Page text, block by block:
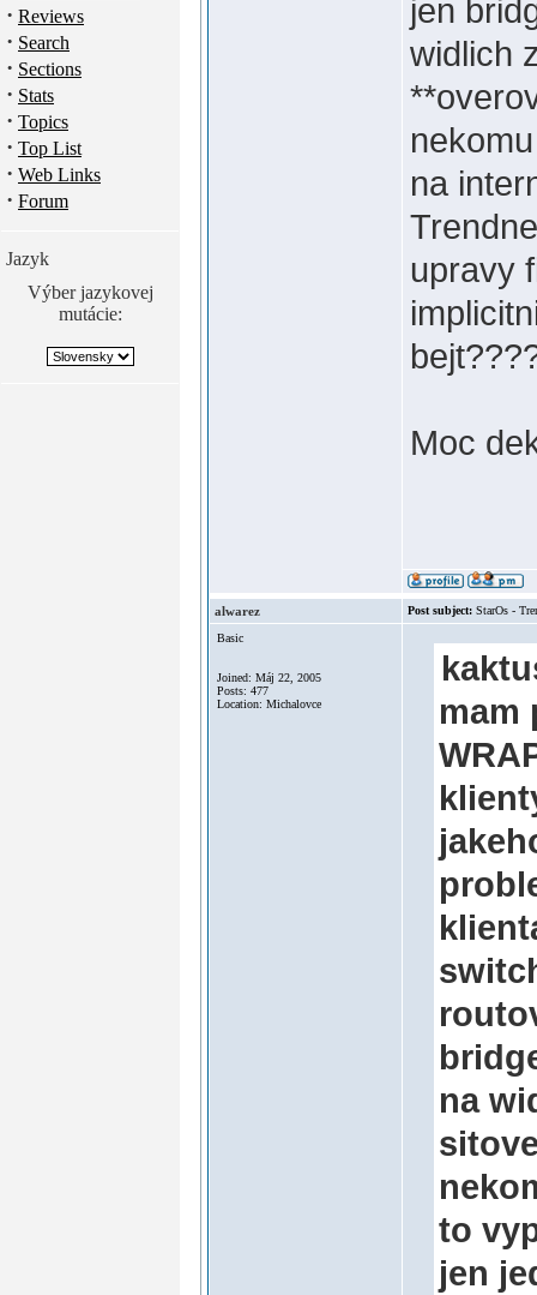
· Reviews
· Search
· Sections
· Stats
· Topics
· Top List
· Web Links
· Forum
Jazyk
Výber jazykovej
mutácie:
jen
widlich
na
upravy
Moc
alwarez Post subject: StarOs -
Basic
Joined: Máj 22, 2005
Posts: 477
Location: Michalovce
mam
na
to
jen